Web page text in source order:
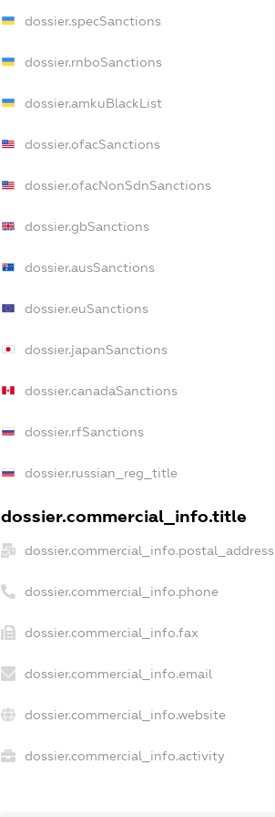
dossier.specSanctions
dossier.rnboSanctions
dossier.amkuBlackList
dossier.ofacSanctions
dossier.ofacNonSdnSanctions
dossier.gbSanctions
dossier.ausSanctions
dossier.euSanctions
dossier.japanSanctions
dossier.canadaSanctions
dossier.rfSanctions
dossier.russian_reg_title
dossier.commercial_info.title
dossier.commercial_info.postal_address
dossier.commercial_info.phone
dossier.commercial_info.fax
dossier.commercial_info.email
dossier.commercial_info.website
dossier.commercial_info.activity